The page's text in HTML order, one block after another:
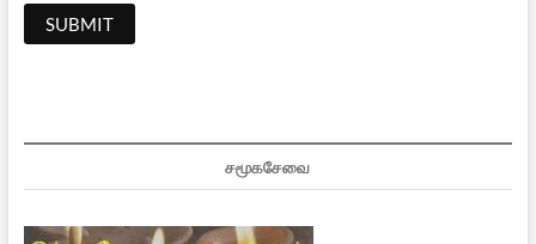
சமூகசேவை